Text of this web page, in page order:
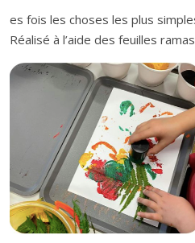
es fois les choses les plus
Réalisé à l’aide des feuilles